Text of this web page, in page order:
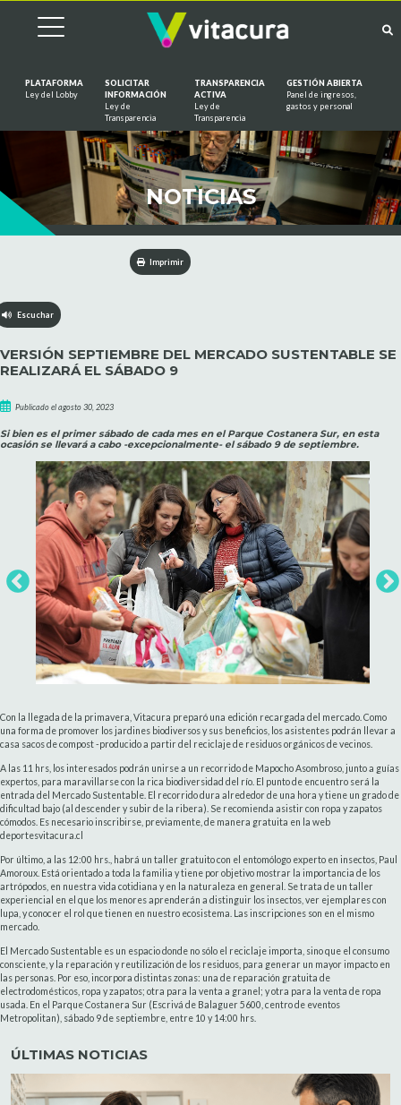
PLATAFORMA
Ley del Lobby
SOLICITAR
INFORMACIÓN
Ley de
Transparencia
TRANSPARENCIA
ACTIVA
Ley de
Transparencia
GESTIÓN ABIERTA
Panel de ingresos,
gastos y personal
NOTICIAS
Imprimir
Escuchar
VERSIÓN SEPTIEMBRE DEL MERCADO SUSTENTABLE SE
REALIZARÁ EL SÁBADO 9
Publicado el agosto 30, 2023
Si bien es el primer sábado de cada mes en el Parque Costanera Sur, en esta
ocasión se llevará a cabo -excepcionalmente- el sábado 9 de septiembre.
Con la llegada de la primavera, Vitacura preparó una edición recargada del mercado. Como
una forma de promover los jardines biodiversos y sus beneficios, los asistentes podrán llevar a
casa sacos de compost -producido a partir del reciclaje de residuos orgánicos de vecinos.
A las 11 hrs, los interesados podrán unirse a un recorrido de Mapocho Asombroso, junto a guías
expertos, para maravillarse con la rica biodiversidad del río. El punto de encuentro será la
entrada del Mercado Sustentable. El recorrido dura alrededor de una hora y tiene un grado de
dificultad bajo (al descender y subir de la ribera). Se recomienda asistir con ropa y zapatos
cómodos. Es necesario inscribirse, previamente, de manera gratuita en la web
deportesvitacura.cl
Por último, a las 12:00 hrs., habrá un taller gratuito con el entomólogo experto en insectos, Paul
Amoroux. Está orientado a toda la familia y tiene por objetivo mostrar la importancia de los
artrópodos, en nuestra vida cotidiana y en la naturaleza en general. Se trata de un taller
experiencial en el que los menores aprenderán a distinguir los insectos, ver ejemplares con
lupa, y conocer el rol que tienen en nuestro ecosistema. Las inscripciones son en el mismo
mercado.
El Mercado Sustentable es un espacio donde no sólo el reciclaje importa, sino que el consumo
consciente, y la reparación y reutilización de los residuos, para generar un mayor impacto en
las personas. Por eso, incorpora distintas zonas: una de reparación gratuita de
electrodomésticos, ropa y zapatos; otra para la venta a granel; y otra para la venta de ropa
usada. En el Parque Costanera Sur (Escrivá de Balaguer 5600, centro de eventos
Metropolitan), sábado 9 de septiembre, entre 10 y 14:00 hrs.
ÚLTIMAS NOTICIAS